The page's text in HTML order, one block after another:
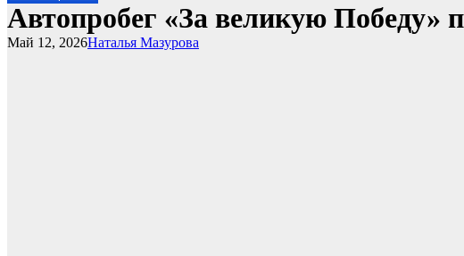
Автопробег «За великую Победу»
Наталья Мазурова
Май 12, 2026